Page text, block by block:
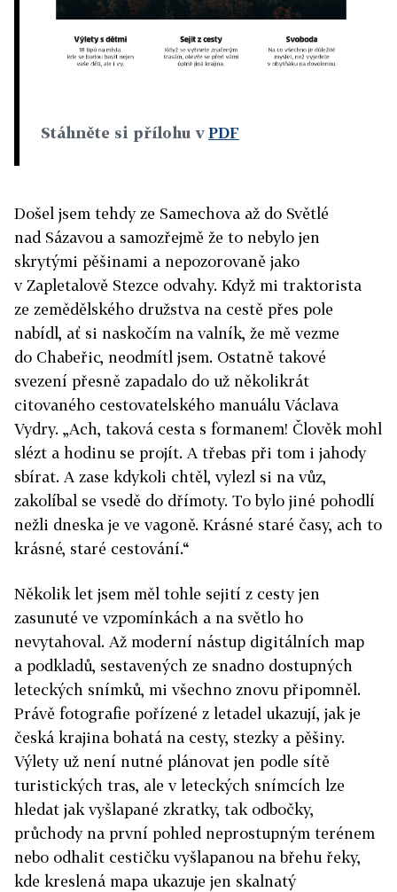
Stáhněte si přílohu vPDF
Došel jsem tehdy ze Samechova až do Světlé
nad Sázavou a samozřejmě že to nebylo jen
skrytými pěšinami a nepozorovaně jako
v Zapletalově Stezce odvahy. Když mi traktorista
ze zemědělského družstva na cestě přes pole
nabídl, ať si naskočím na valník, že mě vezme
do Chabeřic, neodmítl jsem. Ostatně takové
svezení přesně zapadalo do už několikrát
citovaného cestovatelského manuálu Václava
Vydry. „Ach, taková cesta s formanem! Člověk mohl
slézt a hodinu se projít. A třebas při tom i jahody
sbírat. A zase kdykoli chtěl, vylezl si na vůz,
zakolíbal se vsedě do dřímoty. To bylo jiné pohodlí
nežli dneska je ve vagoně. Krásné staré časy, ach to
krásné, staré cestování.“
Několik let jsem měl tohle sejití z cesty jen
zasunuté ve vzpomínkách a na světlo ho
nevytahoval. Až moderní nástup digitálních map
a podkladů, sestavených ze snadno dostupných
leteckých snímků, mi všechno znovu připomněl.
Právě fotografie pořízené z letadel ukazují, jak je
česká krajina bohatá na cesty, stezky a pěšiny.
Výlety už není nutné plánovat jen podle sítě
turistických tras, ale v leteckých snímcích lze
hledat jak vyšlapané zkratky, tak odbočky,
průchody na první pohled neprostupným terénem
nebo odhalit cestičku vyšlapanou na břehu řeky,
kde kreslená mapa ukazuje jen skalnatý